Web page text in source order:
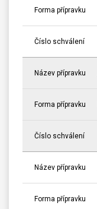
Forma přípravku
Číslo schválení
Název přípravku
Forma přípravku
Číslo schválení
Název přípravku
Forma přípravku